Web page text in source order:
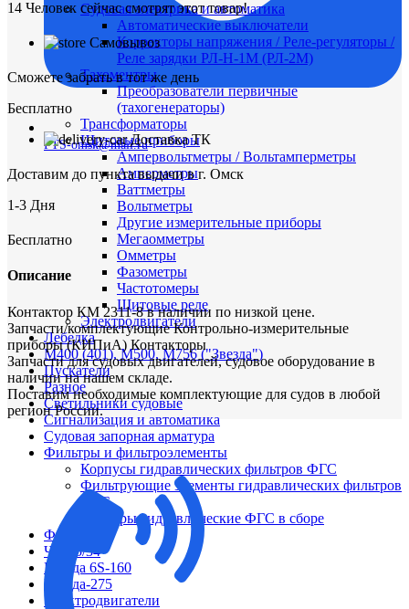
FTS-omsk@mail.ru
Судовая электрика и автоматика
Автоматические выключатели
Корректоры напряжения / Реле-регуляторы /
Реле зарядки РЛ-Н-1М (РЛ-2М)
Тахоментры
Преобразователи первичные
(тахогенераторы)
Трансформаторы
Щитовые приборы
Ампервольтметры / Вольтамперметры
Амперметры
Ваттметры
Вольтметры
Другие измерительные приборы
Мегаомметры
Омметры
Фазометры
Частотомеры
Щитовые реле
Электродвигатели
Лебедка
М400 (401), М500, М756 ("Звезда")
Пускатели
Разное
Светильники судовые
Сигнализация и автоматика
Судовая запорная арматура
Фильтры и фильтроэлементы
Корпусы гидравлических фильтров ФГС
Фильтрующие элементы гидравлических фильтров
ФГС
Фильтры гидравлические ФГС в сборе
Фонари
ЧН 25/34
Шкода 6S-160
Шкода-275
Электродвигатели
14 Человек сейчас смотрят этот товар!
Самовывоз
Сможете забрать в тот же день
Бесплатно
Доставка ТК
Доставим до пункта выдачи в г. Омск
1-3 Дня
Бесплатно
Описание
Контактор КМ 2311-8 в наличии по низкой цене.
Запчасти/комплектующие Контрольно-измерительные
приборы (КИПиА) Контакторы
Запчасти для судовых двигателей, судовое оборудование в
наличии на нашем складе.
Поставим необходимые комплектующие для судов в любой
регион России.